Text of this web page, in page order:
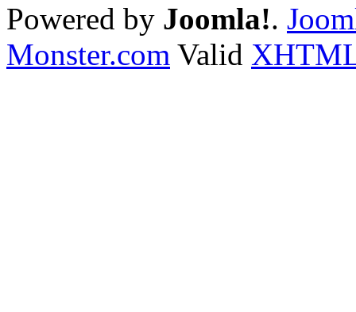
Powered by Joomla!.
Monster.com Valid